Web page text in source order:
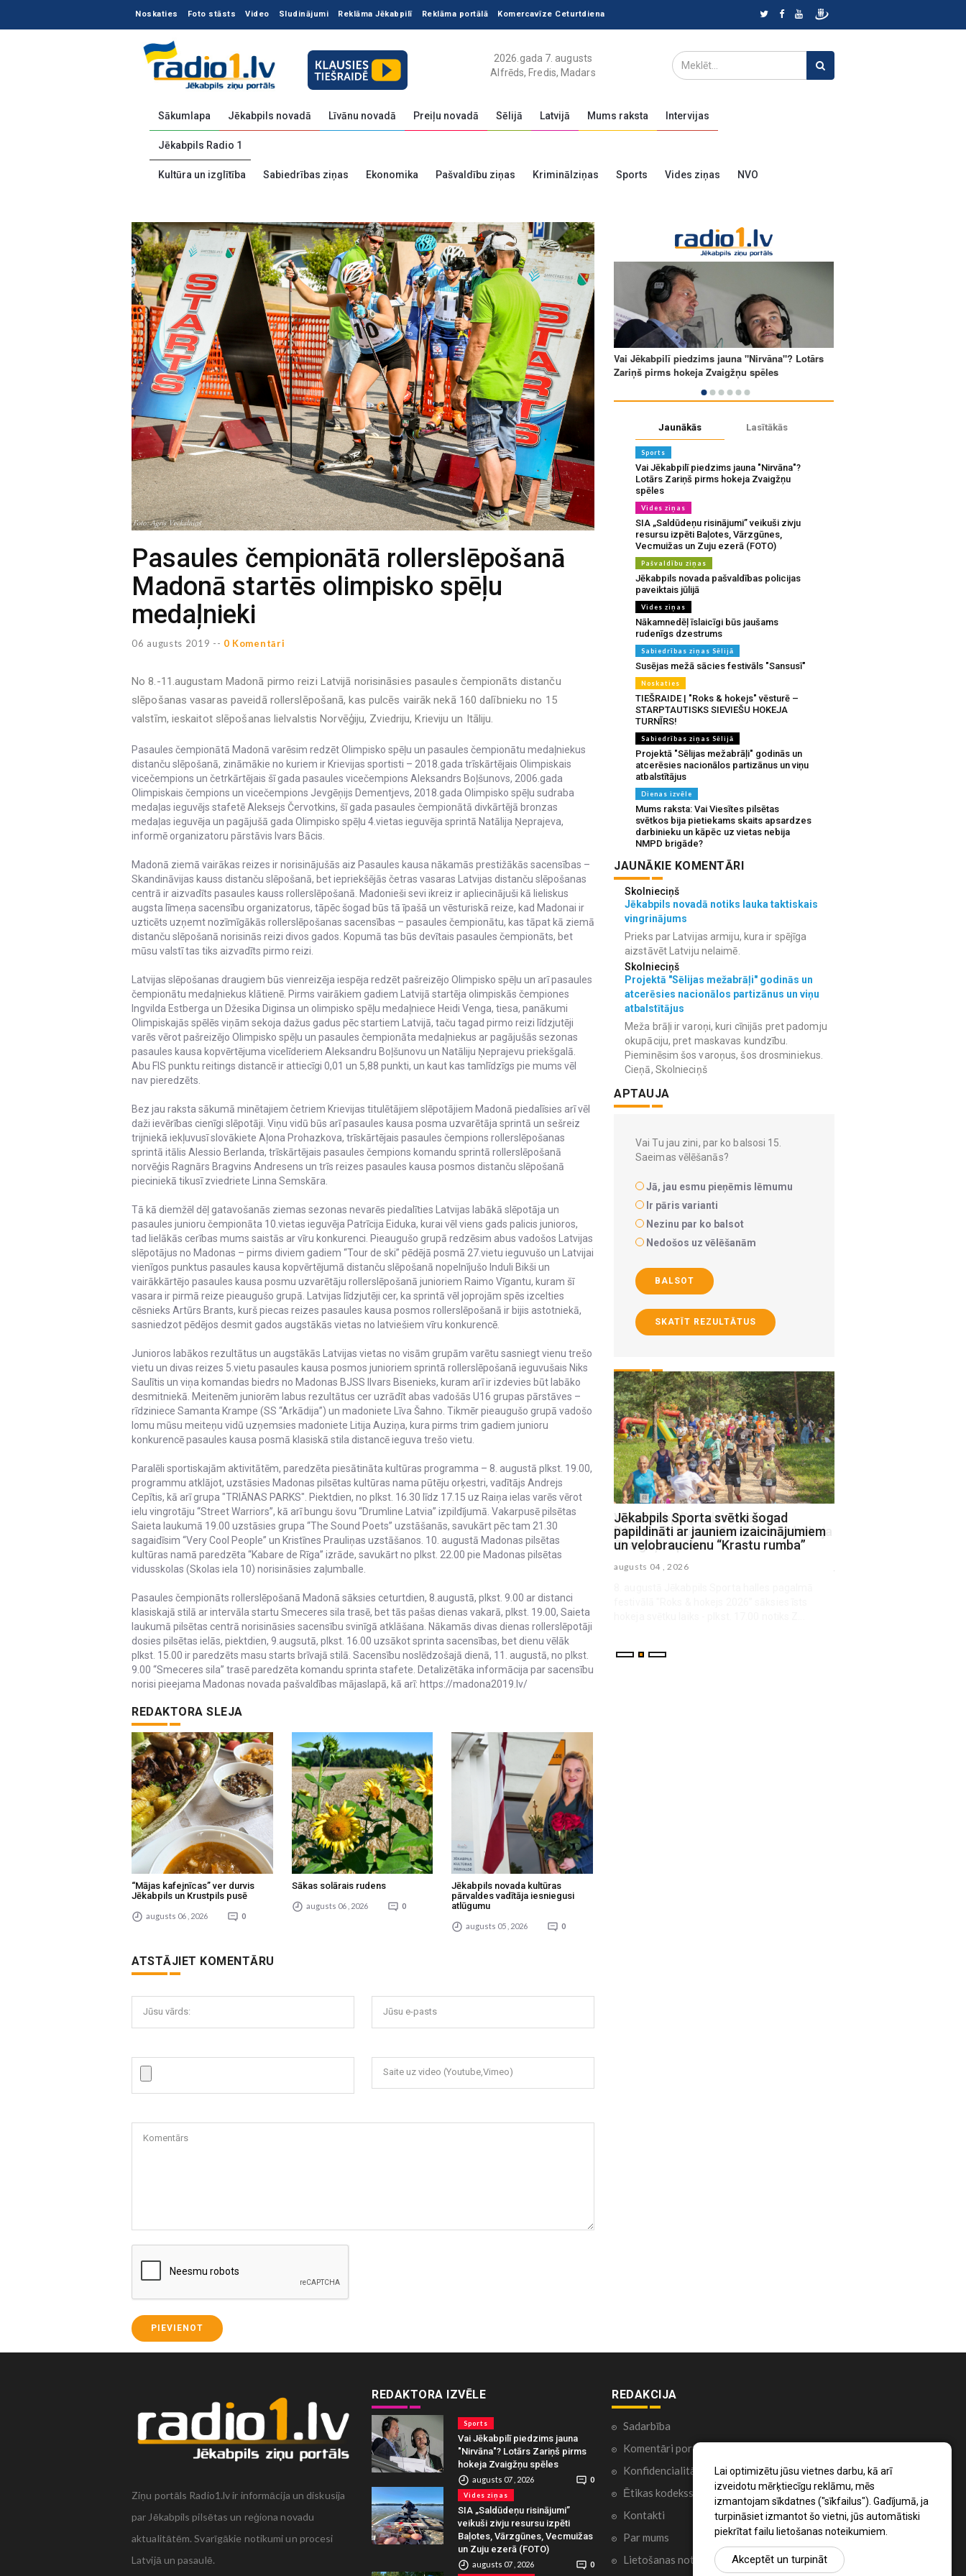
Lai optimizētu jūsu vietnes darbu, kā arī
izveidotu mērķtiecīgu reklāmu, mēs
izmantojam sīkdatnes ("sīkfailus"). Gadījumā, ja
turpināsiet izmantot šo vietni, jūs automātiski
piekrītat failu lietošanas noteikumiem.
Akceptēt un turpināt
Noskaties Foto stāsts Video Sludinājumi Reklāma Jēkabpilī Reklāma portālā Komercavīze Ceturtdiena
2026.gada 7. augusts
Alfrēds, Fredis, Madars
Sākumlapa Jēkabpils novadā Līvānu novadā Preiļu novadā Sēlijā Latvijā Mums raksta Intervijas
Jēkabpils Radio 1
Kultūra un izglītība Sabiedrības ziņas Ekonomika Pašvaldību ziņas Kriminālziņas Sports Vides ziņas NVO
Pasaules čempionātā rollerslēpošanā
Madonā startēs olimpisko spēļu
medaļnieki
06 augusts 2019 -- 0 Komentāri
No 8.-11.augustam Madonā pirmo reizi Latvijā norisināsies pasaules čempionāts distanču
slēpošanas vasaras paveidā rollerslēpošanā, kas pulcēs vairāk nekā 160 dalībnieku no 15
valstīm, ieskaitot slēpošanas lielvalstis Norvēģiju, Zviedriju, Krieviju un Itāliju.
Pasaules čempionātā Madonā varēsim redzēt Olimpisko spēļu un pasaules čempionātu medaļniekus
distanču slēpošanā, zināmākie no kuriem ir Krievijas sportisti – 2018.gada trīskārtējais Olimpiskais
vicečempions un četrkārtējais šī gada pasaules vicečempions Aleksandrs Boļšunovs, 2006.gada
Olimpiskais čempions un vicečempions Jevgēņijs Dementjevs, 2018.gada Olimpisko spēļu sudraba
medaļas ieguvējs stafetē Aleksejs Červotkins, šī gada pasaules čempionātā divkārtējā bronzas
medaļas ieguvēja un pagājušā gada Olimpisko spēļu 4.vietas ieguvēja sprintā Natālija Ņeprajeva,
informē organizatoru pārstāvis Ivars Bācis.
Madonā ziemā vairākas reizes ir norisinājušās aiz Pasaules kausa nākamās prestižākās sacensības –
Skandināvijas kauss distanču slēpošanā, bet iepriekšējās četras vasaras Latvijas distanču slēpošanas
centrā ir aizvadīts pasaules kauss rollerslēpošanā. Madonieši sevi ikreiz ir apliecinājuši kā lieliskus
augsta līmeņa sacensību organizatorus, tāpēc šogad būs tā īpašā un vēsturiskā reize, kad Madonai ir
uzticēts uzņemt nozīmīgākās rollerslēpošanas sacensības – pasaules čempionātu, kas tāpat kā ziemā
distanču slēpošanā norisinās reizi divos gados. Kopumā tas būs devītais pasaules čempionāts, bet
mūsu valstī tas tiks aizvadīts pirmo reizi.
Latvijas slēpošanas draugiem būs vienreizēja iespēja redzēt pašreizējo Olimpisko spēļu un arī pasaules
čempionātu medaļniekus klātienē. Pirms vairākiem gadiem Latvijā startēja olimpiskās čempiones
Ingvilda Estberga un Džesika Diginsa un olimpisko spēļu medaļniece Heidi Venga, tiesa, panākumi
Olimpiskajās spēlēs viņām sekoja dažus gadus pēc startiem Latvijā, taču tagad pirmo reizi līdzjutēji
varēs vērot pašreizējo Olimpisko spēļu un pasaules čempionāta medaļniekus ar pagājušās sezonas
pasaules kausa kopvērtējuma vicelīderiem Aleksandru Boļšunovu un Natāliju Ņeprajevu priekšgalā.
Abu FIS punktu reitings distancē ir attiecīgi 0,01 un 5,88 punkti, un kaut kas tamlīdzīgs pie mums vēl
nav pieredzēts.
Bez jau raksta sākumā minētajiem četriem Krievijas titulētājiem slēpotājiem Madonā piedalīsies arī vēl
daži ievērības cienīgi slēpotāji. Viņu vidū būs arī pasaules kausa posma uzvarētāja sprintā un sešreiz
trijniekā iekļuvusī slovākiete Aļona Prohazkova, trīskārtējais pasaules čempions rollerslēpošanas
sprintā itālis Alessio Berlanda, trīskārtējais pasaules čempions komandu sprintā rollerslēpošanā
norvēģis Ragnārs Bragvins Andresens un trīs reizes pasaules kausa posmos distanču slēpošanā
pieciniekā tikusī zviedriete Linna Semskāra.
Tā kā diemžēl dēļ gatavošanās ziemas sezonas nevarēs piedalīties Latvijas labākā slēpotāja un
pasaules junioru čempionāta 10.vietas ieguvēja Patrīcija Eiduka, kurai vēl viens gads palicis junioros,
tad lielākās cerības mums saistās ar vīru konkurenci. Pieaugušo grupā redzēsim abus vadošos Latvijas
slēpotājus no Madonas – pirms diviem gadiem “Tour de ski” pēdējā posmā 27.vietu ieguvušo un Latvijai
vienīgos punktus pasaules kausa kopvērtējumā distanču slēpošanā nopelnījušo Induli Bikši un
vairākkārtējo pasaules kausa posmu uzvarētāju rollerslēpošanā junioriem Raimo Vīgantu, kuram šī
vasara ir pirmā reize pieaugušo grupā. Latvijas līdzjutēji cer, ka sprintā vēl joprojām spēs izcelties
cēsnieks Artūrs Brants, kurš piecas reizes pasaules kausa posmos rollerslēpošanā ir bijis astotniekā,
sasniedzot pēdējos desmit gados augstākās vietas no latviešiem vīru konkurencē.
Junioros labākos rezultātus un augstākās Latvijas vietas no visām grupām varētu sasniegt vienu trešo
vietu un divas reizes 5.vietu pasaules kausa posmos junioriem sprintā rollerslēpošanā ieguvušais Niks
Saulītis un viņa komandas biedrs no Madonas BJSS Ilvars Bisenieks, kuram arī ir izdevies būt labāko
desmitniekā. Meitenēm juniorēm labus rezultātus cer uzrādīt abas vadošās U16 grupas pārstāves –
rīdziniece Samanta Krampe (SS “Arkādija”) un madoniete Līva Šahno. Tikmēr pieaugušo grupā vadošo
lomu mūsu meiteņu vidū uzņemsies madoniete Litija Auziņa, kura pirms trim gadiem junioru
konkurencē pasaules kausa posmā klasiskā stila distancē ieguva trešo vietu.
Paralēli sportiskajām aktivitātēm, paredzēta piesātināta kultūras programma – 8. augustā plkst. 19.00,
programmu atklājot, uzstāsies Madonas pilsētas kultūras nama pūtēju orķestri, vadītājs Andrejs
Cepītis, kā arī grupa "TRIĀNAS PARKS". Piektdien, no plkst. 16.30 līdz 17.15 uz Raiņa ielas varēs vērot
ielu vingrotāju “Street Warriors”, kā arī bungu šovu “Drumline Latvia” izpildījumā. Vakarpusē pilsētas
Saieta laukumā 19.00 uzstāsies grupa “The Sound Poets” uzstāšanās, savukārt pēc tam 21.30
sagaidīsim “Very Cool People” un Kristīnes Prauliņas uzstāšanos. 10. augustā Madonas pilsētas
kultūras namā paredzēta “Kabare de Rīga” izrāde, savukārt no plkst. 22.00 pie Madonas pilsētas
vidusskolas (Skolas iela 10) norisināsies zaļumballe.
Pasaules čempionāts rollerslēpošanā Madonā sāksies ceturtdien, 8.augustā, plkst. 9.00 ar distanci
klasiskajā stilā ar intervāla startu Smeceres sila trasē, bet tās pašas dienas vakarā, plkst. 19.00, Saieta
laukumā pilsētas centrā norisināsies sacensību svinīgā atklāšana. Nākamās divas dienas rollerslēpotāji
dosies pilsētas ielās, piektdien, 9.augsutā, plkst. 16.00 uzsākot sprinta sacensības, bet dienu vēlāk
plkst. 15.00 ir paredzēts masu starts brīvajā stilā. Sacensību noslēdzošajā dienā, 11. augustā, no plkst.
9.00 “Smeceres sila” trasē paredzēta komandu sprinta stafete. Detalizētāka informācija par sacensību
norisi pieejama Madonas novada pašvaldības mājaslapā, kā arī: https://madona2019.lv/
REDAKTORA SLEJA
“Mājas kafejnīcas” ver durvis
Jēkabpils un Krustpils pusē
augusts 06 , 2026 0
Sākas solārais rudens
augusts 06 , 2026 0
Jēkabpils novada kultūras
pārvaldes vadītāja iesniegusi
atlūgumu
augusts 05 , 2026 0
ATSTĀJIET KOMENTĀRU
Jūsu vārds: Jūsu e-pasts
Saite uz video (Youtube,Vimeo)
Komentārs
PIEVIENOT
Jaunākās Lasītākās
Sports
Vai Jēkabpilī piedzims jauna "Nirvāna"?
Lotārs Zariņš pirms hokeja Zvaigžņu
spēles
Vides ziņas
SIA „Saldūdeņu risinājumi” veikuši zivju
resursu izpēti Baļotes, Vārzgūnes,
Vecmuižas un Zuju ezerā (FOTO)
Pašvaldību ziņas
Jēkabpils novada pašvaldības policijas
paveiktais jūlijā
Vides ziņas
Nākamnedēļ īslaicīgi būs jaušams
rudenīgs dzestrums
Sabiedrības ziņas Sēlijā
Susējas mežā sācies festivāls "Sansusī"
Noskaties
TIEŠRAIDE | "Roks & hokejs" vēsturē –
STARPTAUTISKS SIEVIEŠU HOKEJA
TURNĪRS!
Sabiedrības ziņas Sēlijā
Projektā "Sēlijas mežabrāļi" godinās un
atcerēsies nacionālos partizānus un viņu
atbalstītājus
Dienas izvēle
Mums raksta: Vai Viesītes pilsētas
svētkos bija pietiekams skaits apsardzes
darbinieku un kāpēc uz vietas nebija
NMPD brigāde?
JAUNĀKIE KOMENTĀRI
Skolnieciņš
Jēkabpils novadā notiks lauka taktiskais
vingrinājums
Prieks par Latvijas armiju, kura ir spējīga
aizstāvēt Latviju nelaimē.
Skolnieciņš
Projektā "Sēlijas mežabrāļi" godinās un
atcerēsies nacionālos partizānus un viņu
atbalstītājus
Meža brāļi ir varoņi, kuri cīnijās pret padomju
okupāciju, pret maskavas kundzību.
Pieminēsim šos varoņus, šos drosminiekus.
Cieņā, Skolnieciņš
APTAUJA
Vai Tu jau zini, par ko balsosi 15.
Saeimas vēlēšanās?
Jā, jau esmu pieņēmis lēmumu
Ir pāris varianti
Nezinu par ko balsot
Nedošos uz vēlēšanām
BALSOT
SKATĪT REZULTĀTUS
Vai Jēkabpilī piedzims jauna
"Nirvāna"? Lotārs Zariņš pirms hokeja
Zvaigžņu spēles
festivālā "Roks & hokejs 2026” sāksies īsts
hokeja svētku laiks - plkst. 17.00 notiks Z...
Jēkabpils Sporta svētki šogad
papildināti ar jauniem izaicinājumiem
un velobraucienu “Krastu rumba”
augusts 04 , 2026
Ziņu portāls Radio1.lv ir informācija un diskusija
par Jēkabpils pilsētas un reģiona novadu
aktualitātēm. Svarīgākie notikumi un procesi
Latvijā un pasaulē.
REDAKTORA IZVĒLE
Sports
Vai Jēkabpilī piedzims jauna
"Nirvāna"? Lotārs Zariņš pirms
hokeja Zvaigžņu spēles
augusts 07 , 2026 0
Vides ziņas
SIA „Saldūdeņu risinājumi”
veikuši zivju resursu izpēti
Baļotes, Vārzgūnes, Vecmuižas
un Zuju ezerā (FOTO)
augusts 07 , 2026 0
REDAKCIJA
Sadarbība
Komentāri portālā
Konfidencialitātes politika
Ētikas kodekss
Kontakti
Par mums
Lietošanas noteikumi